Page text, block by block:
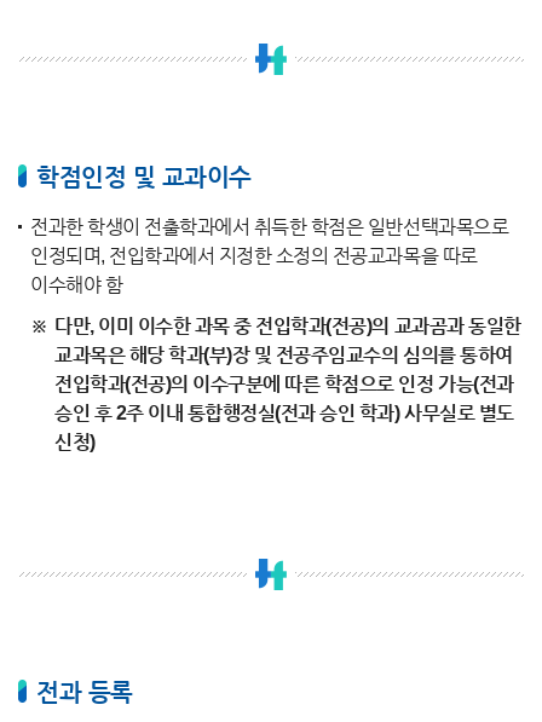
학점인정 및 교과이수
전과한 학생이 전출학과에서 취득한 학점은 일반선택과목으로
인정되며, 전입학과에서 지정한 소정의 전공교과목을 따로
이수해야 함
다만, 이미 이수한 과목 중 전입학과(전공)의 교과곰과 동일한
교과목은 해당 학과(부)장 및 전공주임교수의 심의를 통하여
전입학과(전공)의 이수구분에 따른 학점으로 인정 가능(전과
승인 후 2주 이내 통합행정실(전과 승인 학과) 사무실로 별도
신청)
전과 등록